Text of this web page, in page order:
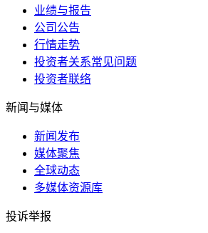
业绩与报告
公司公告
行情走势
投资者关系常见问题
投资者联络
新闻与媒体
新闻发布
媒体聚焦
全球动态
多媒体资源库
投诉举报